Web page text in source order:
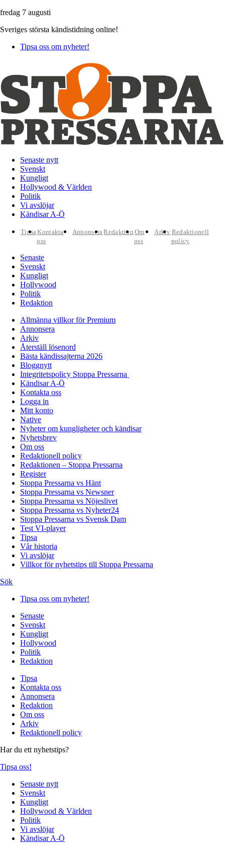
fredag 7 augusti
Sveriges största kändistidning online!
Tipsa oss om nyheter!
Senaste nytt
Svenskt
Kungligt
Hollywood & Världen
Politik
Vi avslöjar
Kändisar A-Ö
TipsaKontakta
oss
AnnonseraRedaktion Om
oss
Arkiv Redaktionell
policy
Senaste
Svenskt
Kungligt
Hollywood
Politik
Redaktion
Allmänna villkor för Premium
Annonsera
Arkiv
Återställ lösenord
Bästa kändissajterna 2026
Bloggnytt
Integritetspolicy Stoppa Pressarna
Kändisar A-Ö
Kontakta oss
Logga in
Mitt konto
Native
Nyheter om kungligheter och kändisar
Nyhetsbrev
Om oss
Redaktionell policy
Redaktionen – Stoppa Pressarna
Register
Stoppa Pressarna vs Hänt
Stoppa Pressarna vs Newsner
Stoppa Pressarna vs Nöjeslivet
Stoppa Pressarna vs Nyheter24
Stoppa Pressarna vs Svensk Dam
Test VI-player
Tipsa
Vår historia
Vi avslöjar
Villkor för nyhetstips till Stoppa Pressarna
Sök
Tipsa oss om nyheter!
Senaste
Svenskt
Kungligt
Hollywood
Politik
Redaktion
Tipsa
Kontakta oss
Annonsera
Redaktion
Om oss
Arkiv
Redaktionell policy
Har du ett nyhetstips?
Tipsa oss!
Senaste nytt
Svenskt
Kungligt
Hollywood & Världen
Politik
Vi avslöjar
Kändisar A-Ö